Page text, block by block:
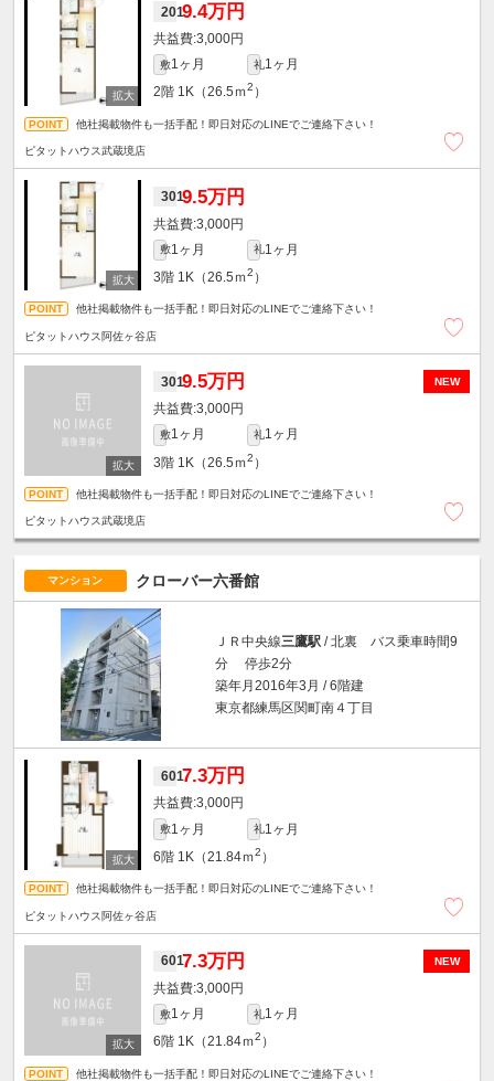
2019.4万円
3,000円
敷1ヶ月 礼1ヶ月
2階 1K（26.5ｍ2 ）
他社掲載物件も一括手配！即日対応のLINEでご連絡下さい！
ピタットハウス武蔵境店
3019.5万円
3,000円
敷1ヶ月 礼1ヶ月
3階 1K（26.5ｍ2 ）
他社掲載物件も一括手配！即日対応のLINEでご連絡下さい！
ピタットハウス阿佐ヶ谷店
NEW
3019.5万円
3,000円
敷1ヶ月 礼1ヶ月
3階 1K（26.5ｍ2 ）
他社掲載物件も一括手配！即日対応のLINEでご連絡下さい！
ピタットハウス武蔵境店
マンション クローバー六番館
ＪＲ中央線三鷹駅 / 北裏 バス乗車時間9
分 停歩2分
築年月2016年3月 / 6階建
東京都練馬区関町南４丁目
6017.3万円
3,000円
敷1ヶ月 礼1ヶ月
6階 1K（21.84ｍ2 ）
他社掲載物件も一括手配！即日対応のLINEでご連絡下さい！
ピタットハウス阿佐ヶ谷店
NEW
6017.3万円
3,000円
敷1ヶ月 礼1ヶ月
6階 1K（21.84ｍ2 ）
他社掲載物件も一括手配！即日対応のLINEでご連絡下さい！